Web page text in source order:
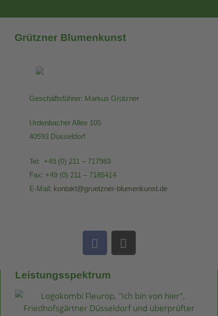
Grützner Blumenkunst
Geschäftsführer: Markus Grützner
Urdenbacher Allee 105
40593 Düsseldorf
Tel: +49 (0) 211 – 717983
Fax: +49 (0) 211 – 7185414
E-Mail: kontakt@gruetzner-blumenkunst.de
Leistungsspektrum